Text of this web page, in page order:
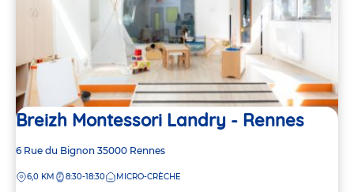
Breizh Montessori Landry - Rennes
Adresse
la
6 Rue du Bignon 35000 Rennes
DISTANCE
6,0 KM 8:30-18:30 MICRO-CRÈCHE